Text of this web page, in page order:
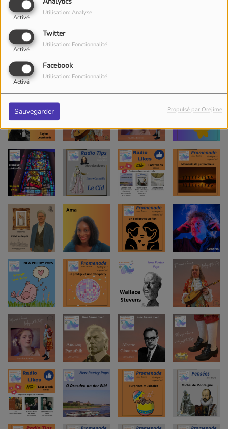
Activé
Utilisation: Analyse
Twitter
Activé
Utilisation: Fonctionnalité
Facebook
Activé
Utilisation: Fonctionnalité
Sauvegarder Propulsé par Orejime